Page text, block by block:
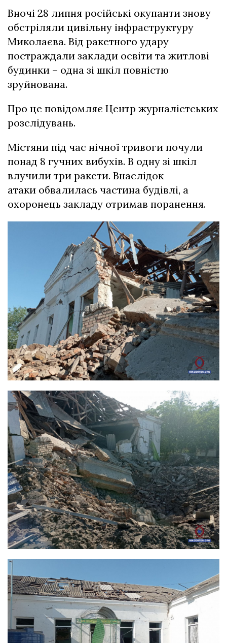
Вночі 28 липня російські окупанти знову
обстріляли цивільну інфраструктуру
Миколаєва. Від ракетного удару
постраждали заклади освіти та житлові
будинки – одна зі шкіл повністю
зруйнована.
Про це повідомляє Центр журналістських
розслідувань.
Містяни під час нічної тривоги почули
понад 8 гучних вибухів. В одну зі шкіл
влучили три ракети. Внаслідок
атаки обвалилась частина будівлі, а
охоронець закладу отримав поранення.